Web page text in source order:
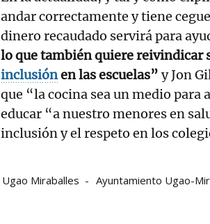
andar correctamente y tiene
dinero recaudado servirá para
lo que también quiere reivindicar
inclusiónen las escuelas” y Jon
que “la cocina sea un medio
educar “a nuestro menores en
inclusión y el respeto en los
Ugao Miraballes
Ayuntamiento Ugao-